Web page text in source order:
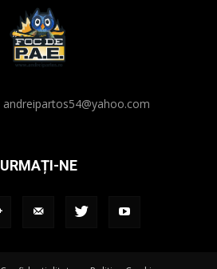
andreipartos54@yahoo.com
URMAȚI-NE